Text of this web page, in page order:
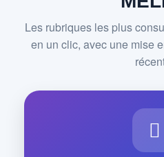
Les rubriques les plus
en un clic, avec une mise